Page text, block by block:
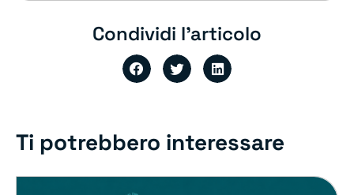
Condividi l'articolo
Ti potrebbero interessare